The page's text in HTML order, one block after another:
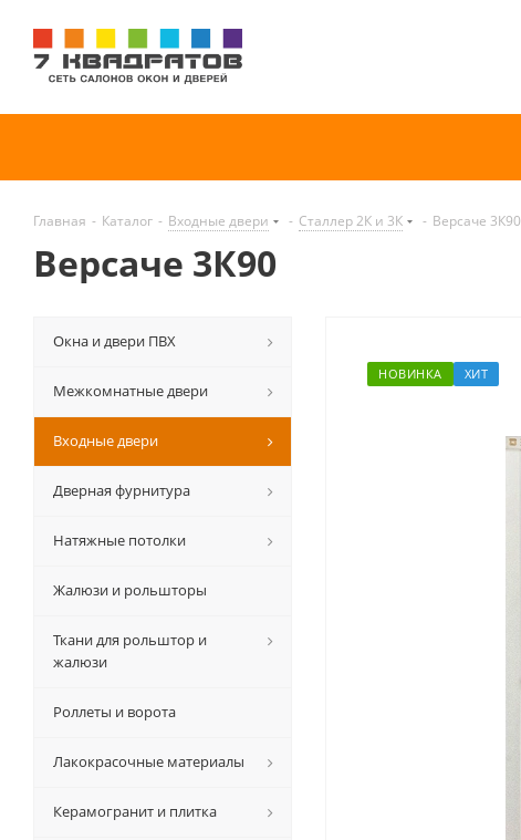
Главная - Каталог - Входные двери - Сталлер 2К и 3К - Версаче 3К90
Версаче 3К90
НОВИНКА ХИТ
Окна и двери ПВХ
Межкомнатные двери
Входные двери
Дверная фурнитура
Натяжные потолки
Жалюзи и рольшторы
Ткани для рольштор и
жалюзи
Роллеты и ворота
Лакокрасочные материалы
Керамогранит и плитка